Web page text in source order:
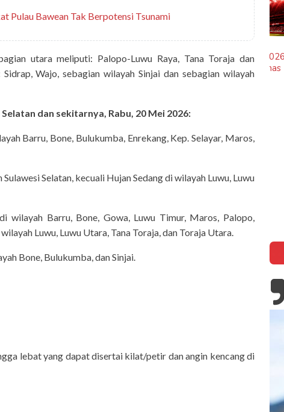
Pulau Bawean Tak Berpotensi Tsunami
utara meliputi: Palopo-Luwu Raya, Tana Toraja dan
Wajo, sebagian wilayah Sinjai dan sebagian wilayah
dan sekitarnya, Rabu, 20 Mei 2026:
Barru, Bone, Bulukumba, Enrekang, Kep. Selayar, Maros,
Selatan, kecuali Hujan Sedang di wilayah Luwu, Luwu
wilayah Barru, Bone, Gowa, Luwu Timur, Maros, Palopo,
Luwu, Luwu Utara, Tana Toraja, dan Toraja Utara.
Bone, Bulukumba, dan Sinjai.
lebat yang dapat disertai kilat/petir dan angin kencang di
Hidup Puji
Makassar
sportsholic
Jadwal Siaran Langsung Piala AFF 2026:
Laga Hidup Mati Singapura Vs Timnas
Indonesia